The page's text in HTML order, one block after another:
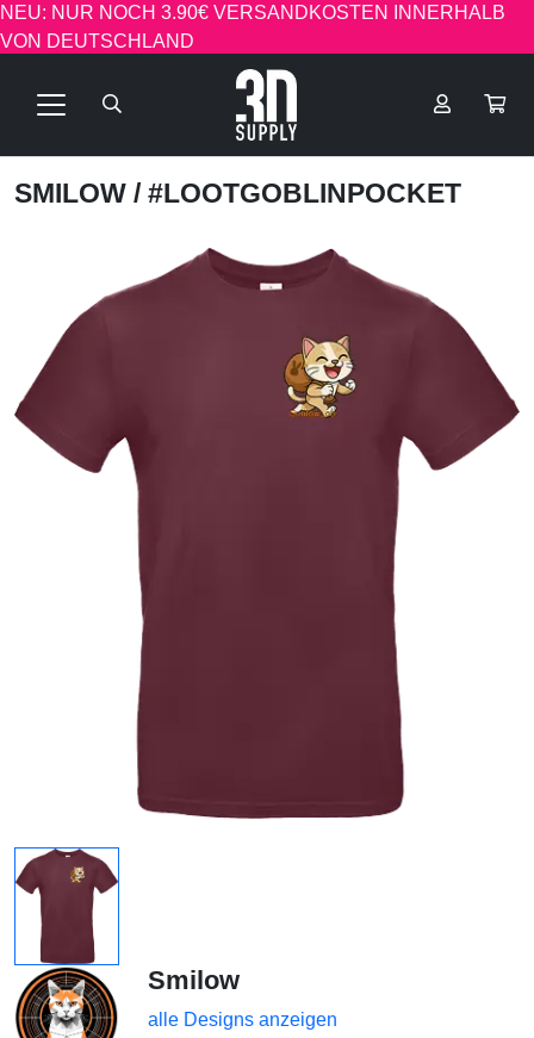
NEU: NUR NOCH 3.90€ VERSANDKOSTEN INNERHALB
VON DEUTSCHLAND
SMILOW / #LOOTGOBLINPOCKET
Smilow
alle Designs anzeigen